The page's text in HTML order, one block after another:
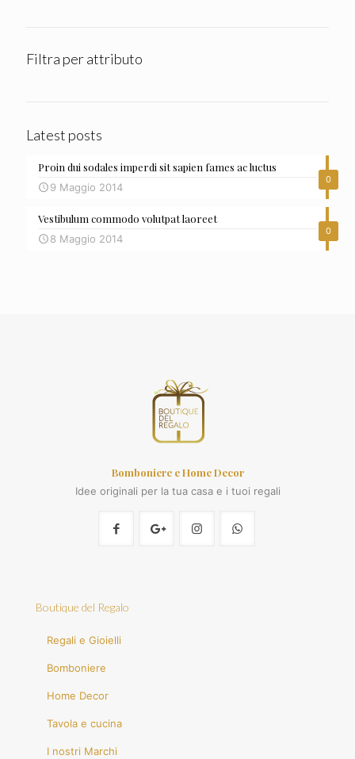
Filtra per attributo
Latest posts
0
Proin dui sodales imperdi sit sapien fames ac luctus
9 Maggio 2014
0
Vestibulum commodo volutpat laoreet
8 Maggio 2014
Bomboniere e Home Decor
Idee originali per la tua casa e i tuoi regali
Boutique del Regalo
Regali e Gioielli
Bomboniere
Home Decor
Tavola e cucina
I nostri Marchi